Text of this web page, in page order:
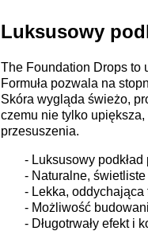
Luksusowy
The Foundation Drops to
Formuła pozwala na
Skóra wygląda świeżo,
czemu nie tylko
przesuszenia.
- Luksusowy
- Naturalne,
- Lekka, oddychająca
- Możliwość
- Długotrwały efekt i